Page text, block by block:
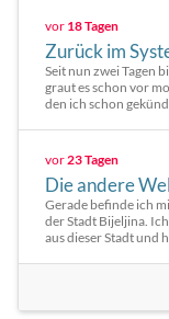
vor 18 Tagen
Zurück im
Seit nun zwei Tagen
graut es schon vor
den ich schon
vor23 Tagen
Die andere
Gerade befinde ich
der Stadt Bijeljina.
aus dieser Stadt und